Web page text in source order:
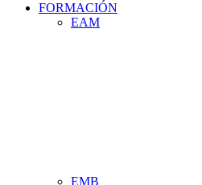
FORMACIÓN
EAM
EMB